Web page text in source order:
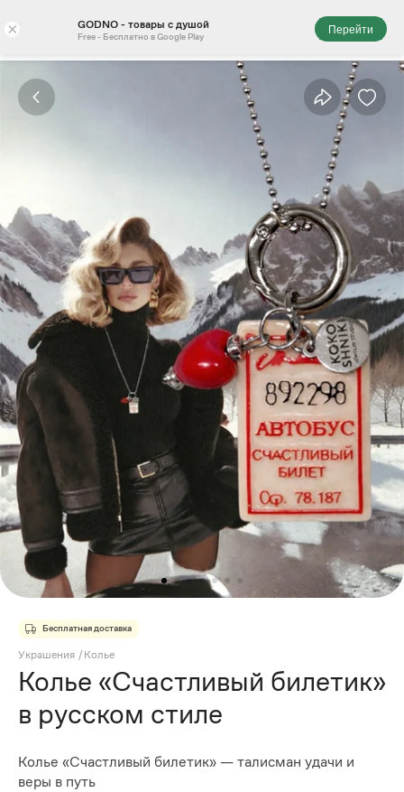
× GODNO - товары с душой
Free - Бесплатно в Google Play
Перейти
Украшения /Колье
Бесплатная доставка
Колье «Счастливый билетик»
в русском стиле
Колье «Счастливый билетик» — талисман удачи и
веры в путь